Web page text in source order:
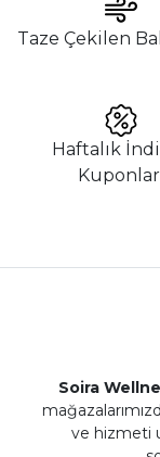
Taze Çekilen
Haftalık
Soira
ve hizmeti